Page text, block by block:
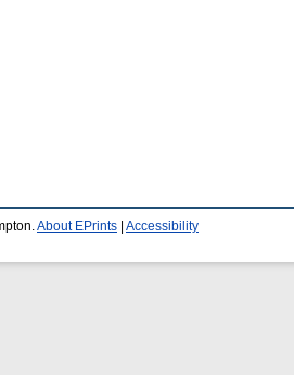
About EPrints Accessibility